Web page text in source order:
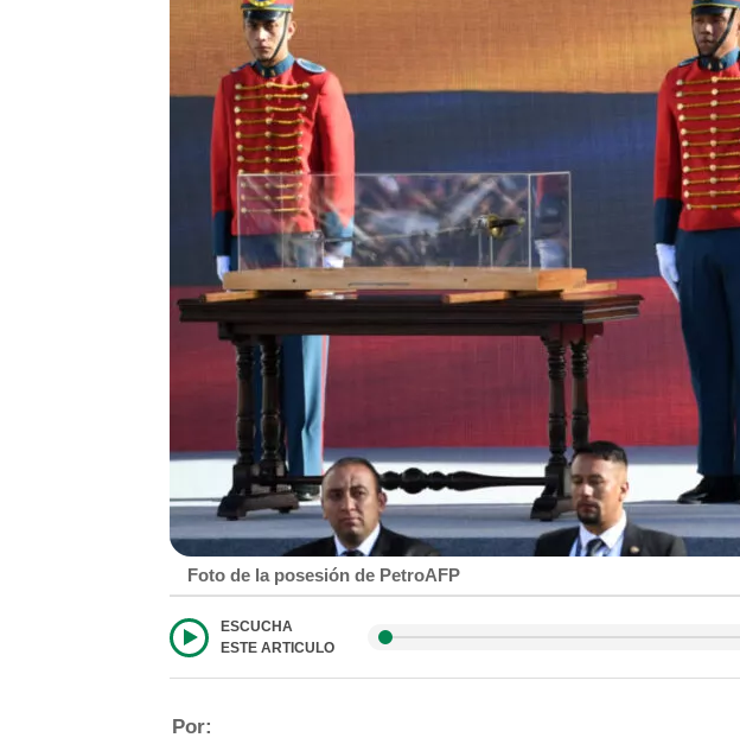
Foto de la posesión de PetroAFP
ESCUCHA
ESTE ARTICULO
Por: